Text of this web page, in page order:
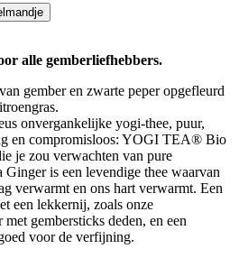
alle gemberliefhebbers.
gember en zwarte peper opgefleurd
onvergankelijke yogi-thee, puur,
en compromisloos: YOGI TEA® Bio
je zou verwachten van pure
Ginger is een levendige thee waarvan
verwarmt en ons hart verwarmt. Een
een lekkernij, zoals onze
gembersticks deden, en een
voor de verfijning.